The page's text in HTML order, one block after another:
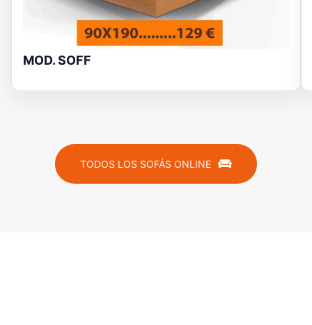
MOD. SOFF
TODOS LOS SOFÁS ONLINE